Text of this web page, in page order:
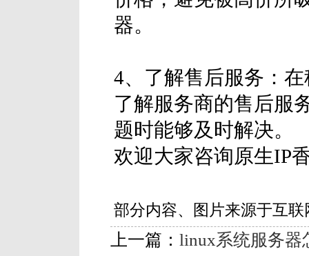
器。
4、了解售后服务：
了解服务商的售后服
题时能够及时解决。
欢迎大家咨询原生IP
部分内容、图片来源于互
上一篇： linux系统服务器